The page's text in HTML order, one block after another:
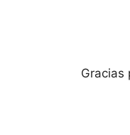
Gracias